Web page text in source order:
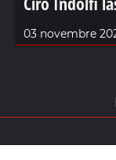
03 novembre